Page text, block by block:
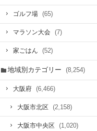
ゴルフ場 (65)
マラソン大会 (7)
家ごはん (52)
地域別カテゴリー (8,254)
大阪府 (6,466)
大阪市北区 (2,158)
大阪市中央区 (1,020)